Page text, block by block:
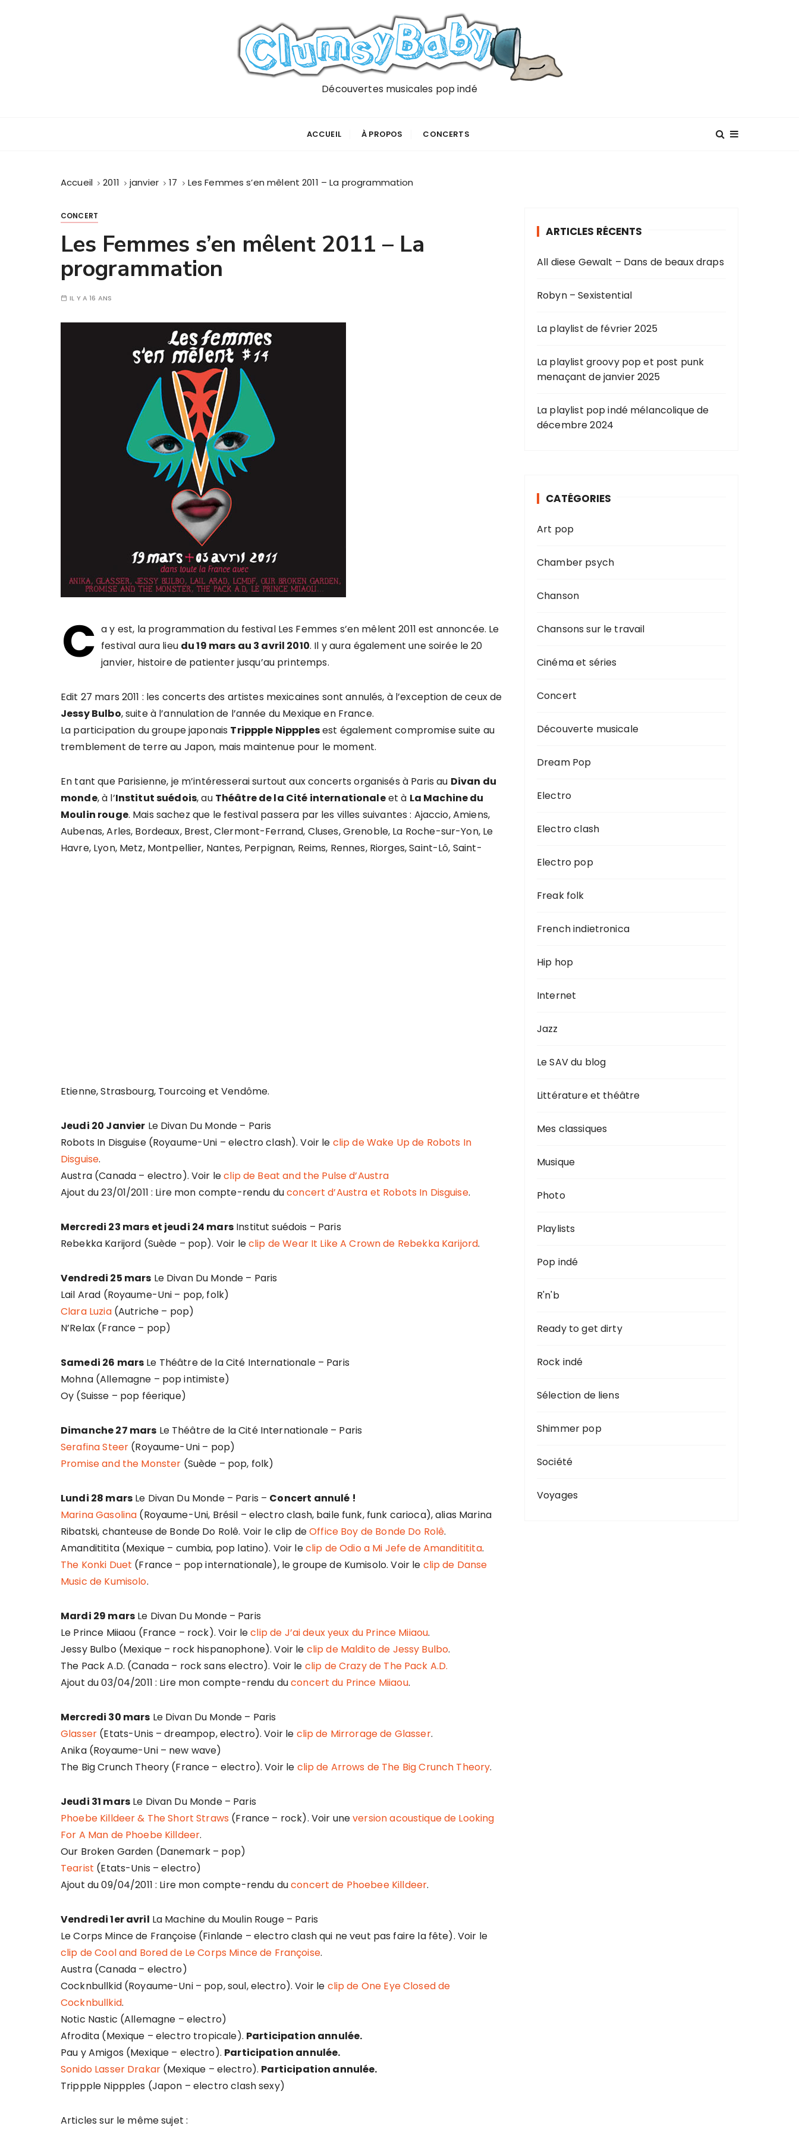
Découvertes musicales pop indé
ACCUEIL À PROPOS CONCERTS
Accueil 2011 janvier 17 Les Femmes s’en mêlent 2011 – La programmation
CONCERT
Les Femmes s’en mêlent 2011 – La
programmation
IL Y A 16 ANS
C a y est, la programmation du festival Les Femmes s’en mêlent 2011 est annoncée. Le
festival aura lieu du 19 mars au 3 avril 2010. Il y aura également une soirée le 20
janvier, histoire de patienter jusqu’au printemps.
Edit 27 mars 2011 : les concerts des artistes mexicaines sont annulés, à l’exception de ceux de
Jessy Bulbo, suite à l’annulation de l’année du Mexique en France.
La participation du groupe japonais Trippple Nippplesest également compromise suite au
tremblement de terre au Japon, mais maintenue pour le moment.
En tant que Parisienne, je m’intéresserai surtout aux concerts organisés à Paris au Divan du
monde, à l’Institut suédois, au Théâtre de la Cité internationaleet à La Machine du
Moulin rouge. Mais sachez que le festival passera par les villes suivantes : Ajaccio, Amiens,
Aubenas, Arles, Bordeaux, Brest, Clermont-Ferrand, Cluses, Grenoble, La Roche-sur-Yon, Le
Havre, Lyon, Metz, Montpellier, Nantes, Perpignan, Reims, Rennes, Riorges, Saint-Lô, Saint-
Etienne, Strasbourg, Tourcoing et Vendôme.
Jeudi 20 Janvier Le Divan Du Monde – Paris
Robots In Disguise (Royaume-Uni – electro clash). Voir le clip de Wake Up de Robots In
Disguise.
Austra (Canada – electro). Voir leclip de Beat and the Pulse d’Austra
Ajout du 23/01/2011 : Lire mon compte-rendu duconcert d’Austra et Robots In Disguise.
Mercredi 23 mars et jeudi 24 marsInstitut suédois – Paris
Rebekka Karijord (Suède – pop). Voir leclip de Wear It Like A Crown de Rebekka Karijord.
Vendredi 25 mars Le Divan Du Monde – Paris
Lail Arad (Royaume-Uni – pop, folk)
Clara Luzia(Autriche – pop)
N’Relax (France – pop)
Samedi 26 mars Le Théâtre de la Cité Internationale – Paris
Mohna (Allemagne – pop intimiste)
Oy (Suisse – pop féerique)
Dimanche 27 mars Le Théâtre de la Cité Internationale – Paris
Serafina Steer (Royaume-Uni – pop)
Promise and the Monster (Suède – pop, folk)
Lundi 28 marsLe Divan Du Monde – Paris – Concert annulé !
Marina Gasolina (Royaume-Uni, Brésil – electro clash, baile funk, funk carioca), alias Marina
Ribatski, chanteuse de Bonde Do Rolê. Voir le clip deOffice Boy de Bonde Do Rolê.
Amandititita (Mexique – cumbia, pop latino). Voir leclip de Odio a Mi Jefe de Amandititita.
The Konki Duet (France – pop internationale), le groupe de Kumisolo. Voir le clip de Danse
Music de Kumisolo.
Mardi 29 marsLe Divan Du Monde – Paris
Le Prince Miiaou (France – rock). Voir leclip de J’ai deux yeux du Prince Miiaou.
Jessy Bulbo (Mexique – rock hispanophone). Voir le clip de Maldito de Jessy Bulbo.
The Pack A.D. (Canada – rock sans electro). Voir le clip de Crazy de The Pack A.D.
Ajout du 03/04/2011 : Lire mon compte-rendu duconcert du Prince Miiaou.
Mercredi 30 mars Le Divan Du Monde – Paris
Glasser (Etats-Unis – dreampop, electro). Voir le clip de Mirrorage de Glasser.
Anika (Royaume-Uni – new wave)
The Big Crunch Theory (France – electro). Voir le clip de Arrows de The Big Crunch Theory.
Jeudi 31 marsLe Divan Du Monde – Paris
Phoebe Killdeer & The Short Straws (France – rock). Voir uneversion acoustique de Looking
For A Man de Phoebe Killdeer.
Our Broken Garden (Danemark – pop)
Tearist (Etats-Unis – electro)
Ajout du 09/04/2011 : Lire mon compte-rendu duconcert de Phoebee Killdeer.
Vendredi 1er avril La Machine du Moulin Rouge – Paris
Le Corps Mince de Françoise (Finlande – electro clash qui ne veut pas faire la fête). Voir le
clip de Cool and Bored de Le Corps Mince de Françoise.
Austra (Canada – electro)
Cocknbullkid (Royaume-Uni – pop, soul, electro). Voir le clip de One Eye Closed de
Cocknbullkid.
Notic Nastic (Allemagne – electro)
Afrodita (Mexique – electro tropicale). Participation annulée.
Pau y Amigos (Mexique – electro). Participation annulée.
Sonido Lasser Drakar (Mexique – electro). Participation annulée.
Trippple Nippples (Japon – electro clash sexy)
Articles sur le même sujet :
ARTICLES RÉCENTS
All diese Gewalt – Dans de beaux draps
Robyn – Sexistential
La playlist de février 2025
La playlist groovy pop et post punk
menaçant de janvier 2025
La playlist pop indé mélancolique de
décembre 2024
CATÉGORIES
Art pop
Chamber psych
Chanson
Chansons sur le travail
Cinéma et séries
Concert
Découverte musicale
Dream Pop
Electro
Electro clash
Electro pop
Freak folk
French indietronica
Hip hop
Internet
Jazz
Le SAV du blog
Littérature et théâtre
Mes classiques
Musique
Photo
Playlists
Pop indé
R'n'b
Ready to get dirty
Rock indé
Sélection de liens
Shimmer pop
Société
Voyages